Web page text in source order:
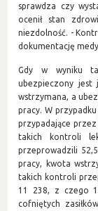
sprawdza czy
ocenił stan
niezdolność. -
dokumentację
Gdy w wyniku
ubezpieczony jest
wstrzymana, a
pracy. W
przypadające
takich kontroli
przeprowadzili
pracy, kwota
takich kontroli
11 238, z czego
cofniętych